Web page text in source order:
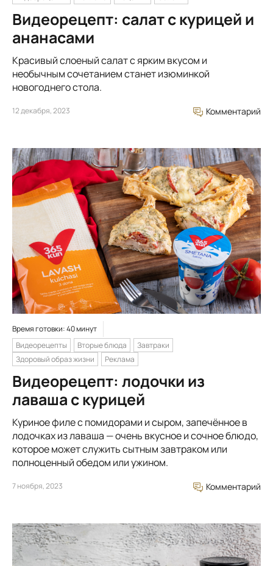
Видеорецепт: салат с курицей и
ананасами
Красивый слоеный салат с ярким вкусом и
необычным сочетанием станет изюминкой
новогоднего стола.
12 декабря, 2023 Комментарий
Время готовки: 40 минут
Видеорецепты
Вторые блюда
Завтраки
Здоровый образ жизни
Реклама
Видеорецепт: лодочки из
лаваша с курицей
Куриное филе с помидорами и сыром, запечённое в
лодочках из лаваша — очень вкусное и сочное блюдо,
которое может служить сытным завтраком или
полноценный обедом или ужином.
7 ноября, 2023 Комментарий